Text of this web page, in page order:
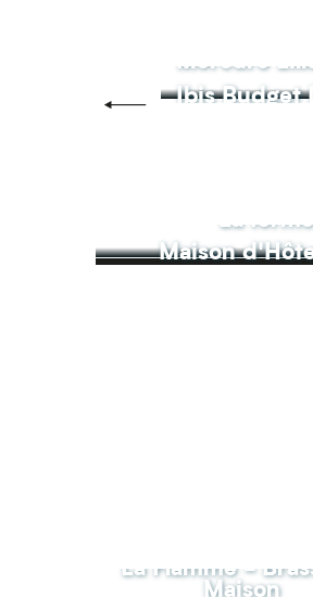
Mercure
Ibis Budget
La
Maison
La Flamme -
Maison